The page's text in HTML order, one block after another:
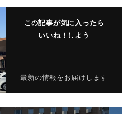
この記事が気に入ったら
いいね！しよう
最新の情報をお届けします